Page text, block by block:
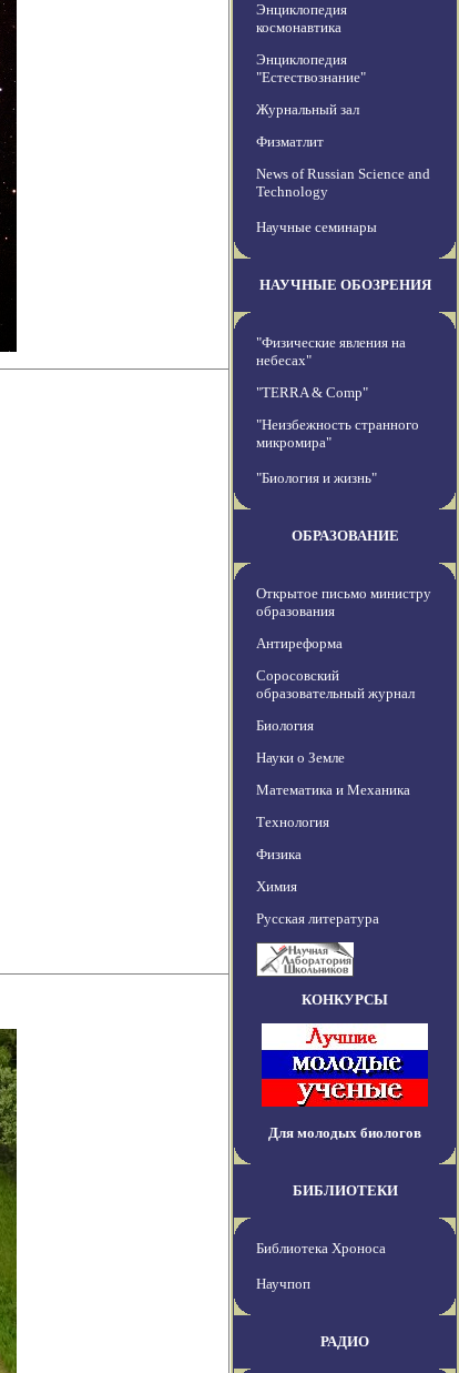
Энциклопедия
космонавтика
Энциклопедия
"Естествознание"
Журнальный зал
Физматлит
News of Russian Science and
Technology
Научные семинары
НАУЧНЫЕ ОБОЗРЕНИЯ
"Физические явления на
небесах"
"TERRA & Comp"
"Неизбежность странного
микромира"
"Биология и жизнь"
ОБРАЗОВАНИЕ
Открытое письмо министру
образования
Антиреформа
Соросовский
образовательный журнал
Биология
Науки о Земле
Математика и Механика
Технология
Физика
Химия
Русская литература
КОНКУРСЫ
Для молодых биологов
БИБЛИОТЕКИ
Библиотека Хроноса
Научпоп
РАДИО